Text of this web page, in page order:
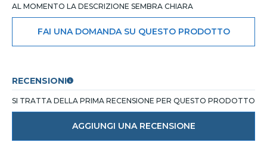
AL MOMENTO LA DESCRIZIONE SEMBRA CHIARA
FAI UNA DOMANDA SU QUESTO PRODOTTO
RECENSIONI
SI TRATTA DELLA PRIMA RECENSIONE PER QUESTO PRODOTTO
AGGIUNGI UNA RECENSIONE